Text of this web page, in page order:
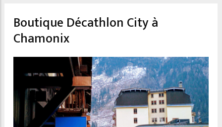
Boutique Décathlon City à
Chamonix